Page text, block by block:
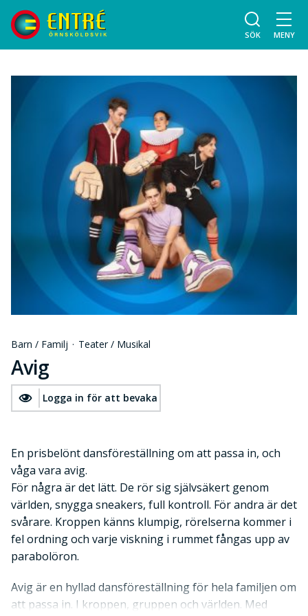
SÖK MENY
Barn / Familj · Teater / Musikal
Avig
Logga in för att bevaka
En prisbelönt dansföreställning om att passa in, och
våga vara avig.
För några är det lätt. De rör sig självsäkert genom
världen, snygga sneakers, full kontroll. För andra är det
svårare. Kroppen känns klumpig, rörelserna kommer i
fel ordning och varje viskning i rummet fångas upp av
parabolöron.
Avig är en hyllad dansföreställning för hela familjen om
att passa in. I kroppen, gruppen och världen. Med